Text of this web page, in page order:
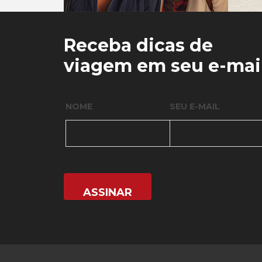
0 0
Receba dicas de
viagem em seu e-
NOME SEU E-MAIL